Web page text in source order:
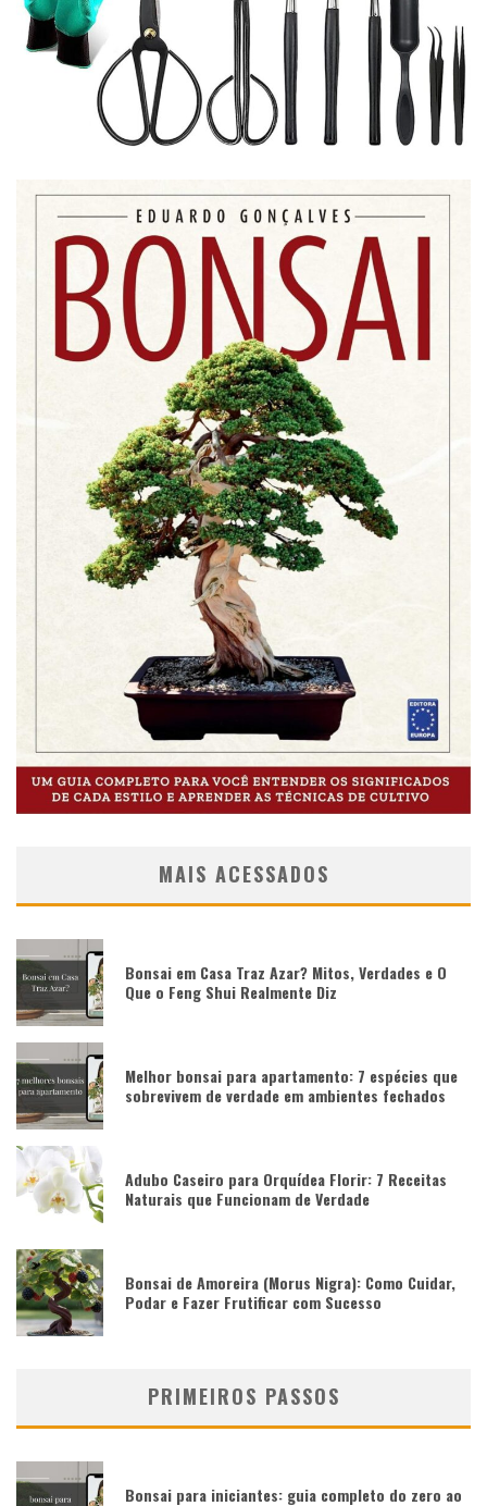
MAIS ACESSADOS
Bonsai em Casa Traz Azar? Mitos, Verdades e O
Que o Feng Shui Realmente Diz
Melhor bonsai para apartamento: 7 espécies que
sobrevivem de verdade em ambientes fechados
Adubo Caseiro para Orquídea Florir: 7 Receitas
Naturais que Funcionam de Verdade
Bonsai de Amoreira (Morus Nigra): Como Cuidar,
Podar e Fazer Frutificar com Sucesso
PRIMEIROS PASSOS
Bonsai para iniciantes: guia completo do zero ao